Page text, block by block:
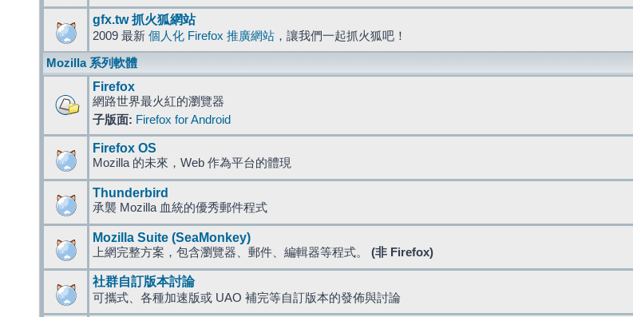
gfx.tw 抓火狐網站
2009 最新 個人化 Firefox 推廣網站 ，讓我們一起抓火狐吧！
Mozilla 系列軟體
Firefox
網路世界最火紅的瀏覽器
子版面: Firefox for Android
Firefox OS
Mozilla 的未來，Web 作為平台的體現
Thunderbird
承襲 Mozilla 血統的優秀郵件程式
Mozilla Suite (SeaMonkey)
上網完整方案，包含瀏覽器、郵件、編輯器等程式。 (非 Firefox)
社群自訂版本討論
可攜式、各種加速版或 UAO 補完等自訂版本的發佈與討論